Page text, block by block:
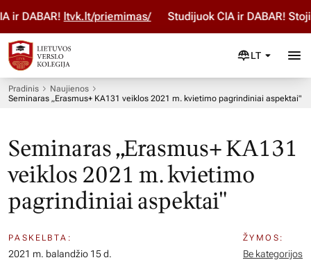
DABAR!ltvk.lt/priemimas/ Studijuok ČIA ir DABAR!
LT
Pradinis
Naujienos
Seminaras „Erasmus+ KA131 veiklos 2021 m. kvietimo pagrindiniai aspektai"
Seminaras „Erasmus+ KA131
veiklos 2021 m. kvietimo
pagrindiniai aspektai"
PASKELBTA:
2021 m. balandžio 15 d.
ŽYMOS:
Be kategorijos